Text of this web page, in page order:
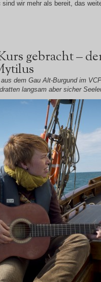
sind wir mehr als bereit, das
gebracht –
dem Gau Alt-Burgund im
langsam aber sicher